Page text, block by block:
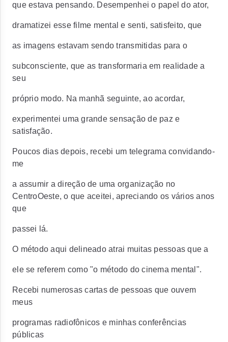
que estava pensando. Desempenhei o papel do ator,
dramatizei esse filme mental e senti, satisfeito, que
as imagens estavam sendo transmitidas para o
subconsciente, que as transformaria em realidade a
seu
próprio modo. Na manhã seguinte, ao acordar,
experimentei uma grande sensação de paz e
satisfação.
Poucos dias depois, recebi um telegrama convidando-
me
a assumir a direção de uma organização no
CentroOeste, o que aceitei, apreciando os vários anos
que
passei lá.
O método aqui delineado atrai muitas pessoas que a
ele se referem como "o método do cinema mental".
Recebi numerosas cartas de pessoas que ouvem
meus
programas radiofônicos e minhas conferências
públicas